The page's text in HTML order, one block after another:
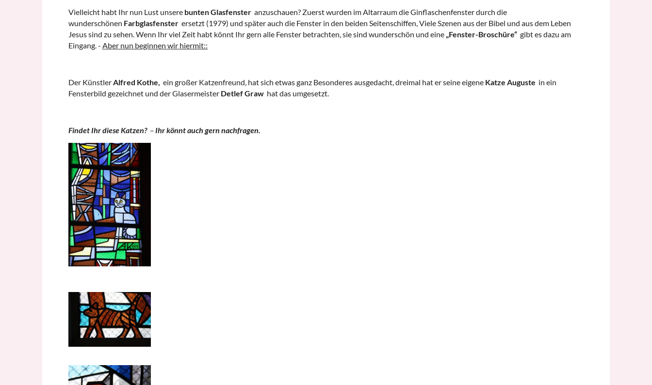
Vielleicht habt Ihr nun Lust unsere bunten Glasfenster anzuschauen? Zuerst wurden im Altarraum die Ginflaschenfenster durch die
wunderschönen Farbglasfenster ersetzt (1979) und später auch die Fenster in den beiden Seitenschiffen, Viele Szenen aus der Bibel und aus dem Leben
Jesus sind zu sehen. Wenn Ihr viel Zeit habt könnt Ihr gern alle Fenster betrachten, sie sind wunderschön und eine „Fenster-Broschüre“ gibt es dazu am
Eingang. - Aber nun beginnen wir hiermit::
Der Künstler Alfred Kothe, ein großer Katzenfreund, hat sich etwas ganz Besonderes ausgedacht, dreimal hat er seine eigene Katze Auguste in ein
Fensterbild gezeichnet und der Glasermeister Detlef Graw hat das umgesetzt.
Findet Ihr diese Katzen? – Ihr könnt auch gern nachfragen.